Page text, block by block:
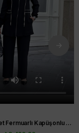
Nihle Ceket Fermuarlı Kapüşonlu Pantolonlu Spor Bayan Takım Siyah